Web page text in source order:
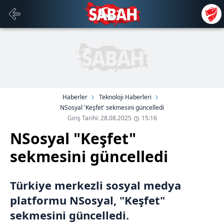
Haberler
Teknoloji Haberleri
NSosyal 'Keşfet' sekmesini güncelledi
Giriş Tarihi: 28.08.2025
15:16
NSosyal "Keşfet"
sekmesini güncelledi
Türkiye merkezli sosyal medya
platformu NSosyal, "Keşfet"
sekmesini güncelledi.